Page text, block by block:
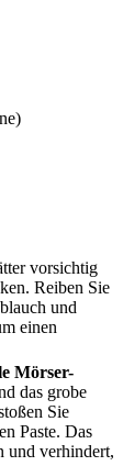
vorsichtig
Reiben Sie
und
einen
Mörser-
das grobe
Sie
Paste. Das
und verhindert,